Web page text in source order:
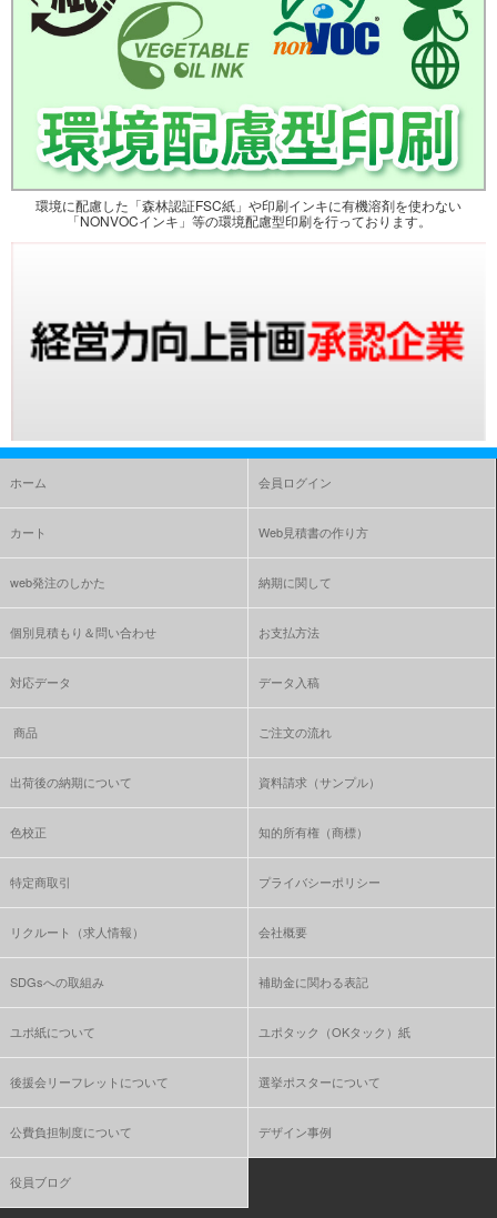
環境に配慮した「森林認証FSC紙」や印刷インキに有機溶剤を使わない
「NONVOCインキ」等の環境配慮型印刷を行っております。
ホーム 会員ログイン
カート Web見積書の作り方
web発注のしかた 納期に関して
個別見積もり＆問い合わせ お支払方法
対応データ データ入稿
商品 ご注文の流れ
出荷後の納期について 資料請求（サンプル）
色校正 知的所有権（商標）
特定商取引 プライバシーポリシー
リクルート（求人情報） 会社概要
SDGsへの取組み 補助金に関わる表記
ユポ紙について ユポタック（OKタック）紙
後援会リーフレットについて 選挙ポスターについて
公費負担制度について デザイン事例
役員ブログ